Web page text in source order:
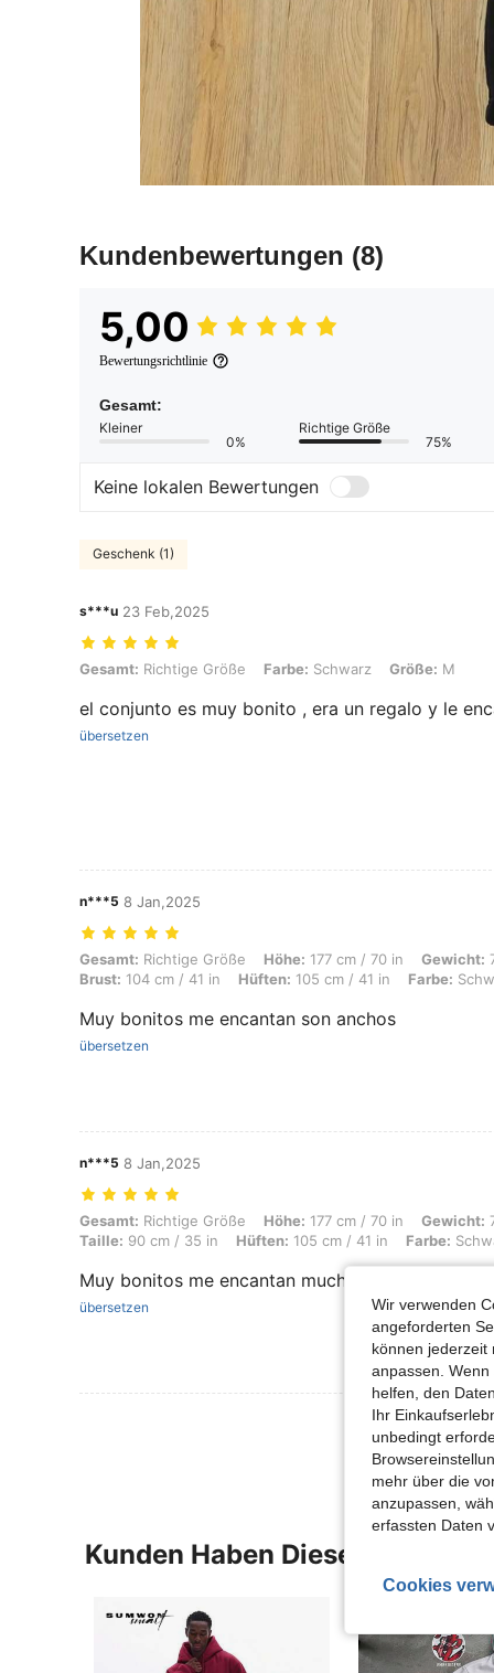
Kundenbewertungen (8)
5,00
Bewertungsrichtlinie
Gesamt:
Kleiner
0%
Richtige Größe
75%
Keine lokalen Bewertungen
Geschenk (1)
s***u 23 Feb,2025
Gesamt: Richtige Größe, Farbe: Schwarz, Größe: M
Gesamt: Richtige Größe Farbe: Schwarz Größe: M
el conjunto es muy bonito , era un regalo y le
übersetzen
n***5 8 Jan,2025
Gesamt: Richtige Größe, Höhe: 177 cm / 70 in, Gewicht: 70 kg /
Gesamt: Richtige Größe Höhe: 177 cm / 70 in Gewicht:
Brust: 104 cm / 41 in Hüften: 105 cm / 41 in Farbe:
Muy bonitos me encantan son anchos
übersetzen
n***5 8 Jan,2025
Gesamt: Richtige Größe, Höhe: 177 cm / 70 in, Gewicht: 70 kg /
Gesamt: Richtige Größe Höhe: 177 cm / 70 in Gewicht:
Taille: 90 cm / 35 in Hüften: 105 cm / 41 in Farbe:
Muy bonitos me encantan muchisimo
übersetzen
Mehr
Kunden Haben Diese Artikel
Wir verwenden
angeforderten
können jederzeit
anpassen.
helfen, den
Ihr
unbedingt
mehr über die
anzupassen,
erfassten Daten
Cookies